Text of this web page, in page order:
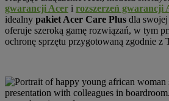
gwarancji Acer i rozszerzeń gwarancji
idealny pakiet Acer Care Plus dla
oferuje szeroką gamę rozwiązań, w tym
ochronę sprzętu przygotowaną zgodnie z